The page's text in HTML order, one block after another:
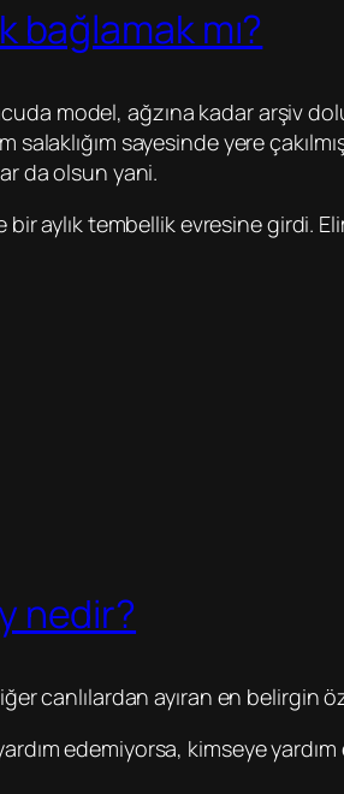
bağlamak mı?
model, ağzına kadar arşiv
salaklığım sayesinde yere
da olsun yani.
aylık tembellik evresine girdi.
nedir?
canlılardan ayıran en belirgin
edemiyorsa, kimseye